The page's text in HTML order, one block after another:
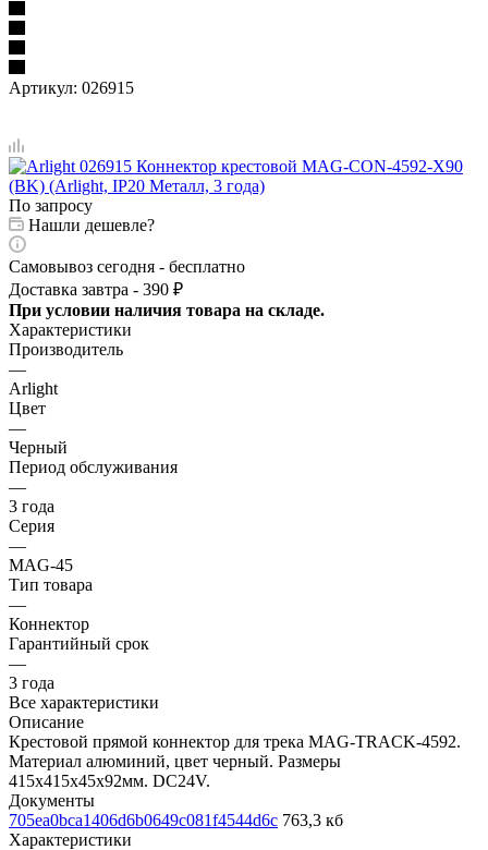
Артикул: 026915
По запросу
Нашли дешевле?
Самовывоз сегодня - бесплатно
Доставка завтра - 390 ₽
При условии наличия товара на складе.
Характеристики
Производитель
—
Arlight
Цвет
—
Черный
Период обслуживания
—
3 года
Серия
—
MAG-45
Тип товара
—
Коннектор
Гарантийный срок
—
3 года
Все характеристики
Описание
Крестовой прямой коннектор для трека MAG-TRACK-4592.
Материал алюминий, цвет черный. Размеры
415x415x45x92мм. DC24V.
Документы
705ea0bca1406d6b0649c081f4544d6c 763,3 кб
Характеристики